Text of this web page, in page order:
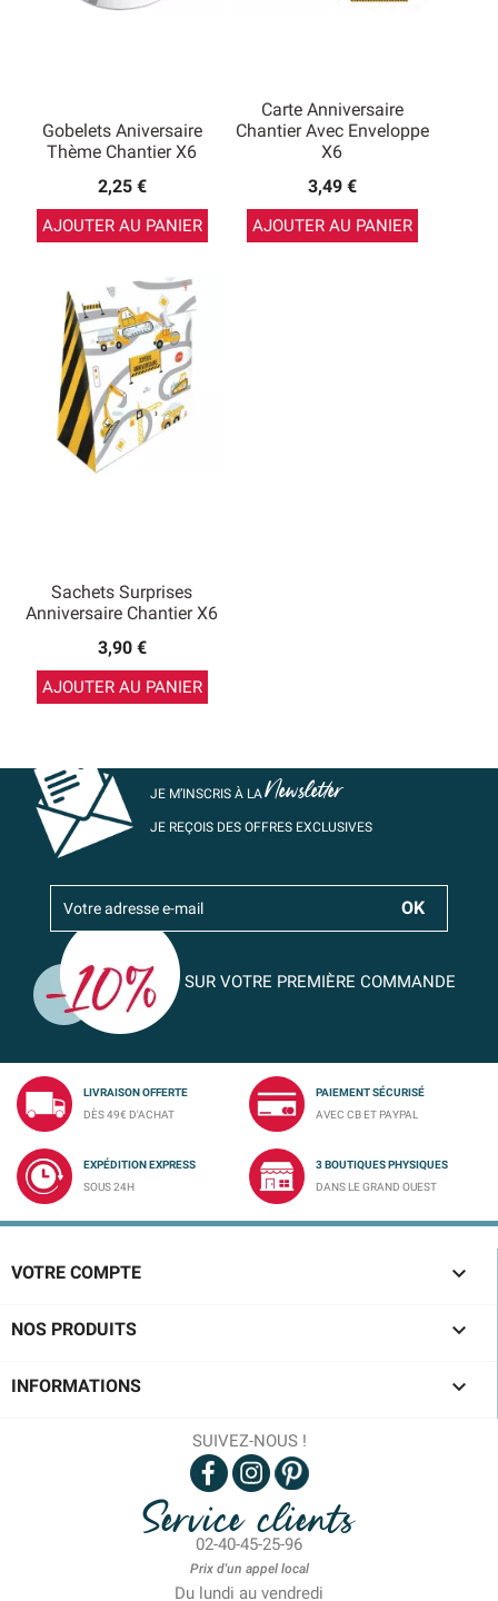
Gobelets Aniversaire
Thème Chantier X6
2,25 €
AJOUTER AU PANIER
Carte Anniversaire
Chantier Avec Enveloppe
X6
3,49 €
AJOUTER AU PANIER
Sachets Surprises
Anniversaire Chantier X6
3,90 €
AJOUTER AU PANIER
JE M’INSCRIS À LANewsletter
JE REÇOIS DES OFFRES EXCLUSIVES
SUR VOTRE PREMIÈRE COMMANDE
LIVRAISON OFFERTE
DÈS 49€ D'ACHAT
PAIEMENT SÉCURISÉ
AVEC CB ET PAYPAL
EXPÉDITION EXPRESS
SOUS 24H
3 BOUTIQUES PHYSIQUES
DANS LE GRAND OUEST
VOTRE COMPTE 
NOS PRODUITS 
INFORMATIONS 
SUIVEZ-NOUS !
Service clients
02-40-45-25-96
Prix d'un appel local
Du lundi au vendredi